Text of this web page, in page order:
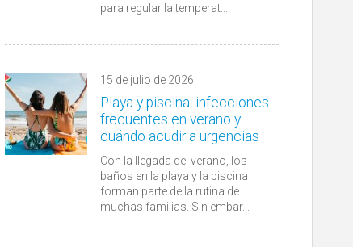
para regular la temperat...
15 de julio de 2026
Playa y piscina: infecciones
frecuentes en verano y
cuándo acudir a urgencias
Con la llegada del verano, los
baños en la playa y la piscina
forman parte de la rutina de
muchas familias. Sin embar...